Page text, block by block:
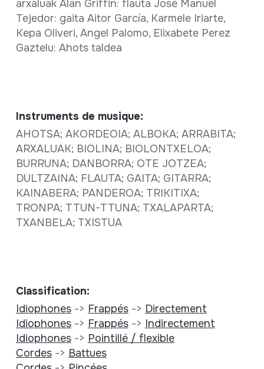
arxaluak Alan Griffin: flauta José Manuel
Tejedor: gaita Aitor García, Karmele Iriarte,
Kepa Oliveri, Angel Palomo, Elixabete Perez
Gaztelu: Ahots taldea
Instruments de musique:
AHOTSA; AKORDEOIA; ALBOKA; ARRABITA;
ARXALUAK; BIOLINA; BIOLONTXELOA;
BURRUNA; DANBORRA; OTE JOTZEA;
DULTZAINA; FLAUTA; GAITA; GITARRA;
KAINABERA; PANDEROA; TRIKITIXA;
TRONPA; TTUN-TTUNA; TXALAPARTA;
TXANBELA; TXISTUA
Classification:
Idiophones-> Frappés-> Directement
Idiophones-> Frappés-> Indirectement
Idiophones-> Pointillé / flexible
Cordes-> Battues